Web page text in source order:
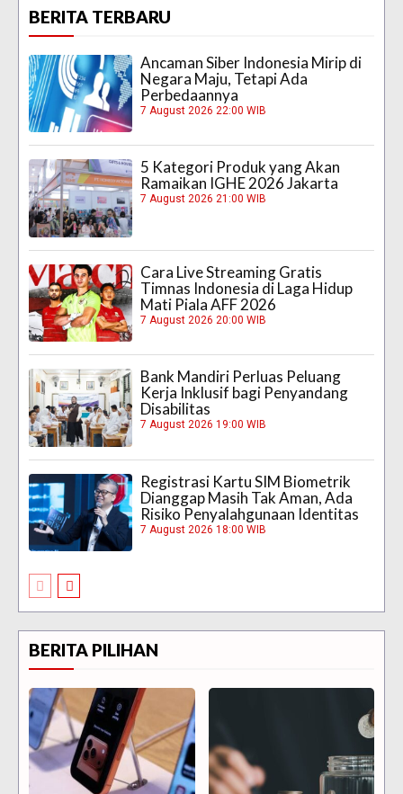
BERITA TERBARU
Ancaman Siber Indonesia Mirip di
Negara Maju, Tetapi Ada
Perbedaannya
7 August 2026 22:00 WIB
5 Kategori Produk yang Akan
Ramaikan IGHE 2026 Jakarta
7 August 2026 21:00 WIB
Cara Live Streaming Gratis
Timnas Indonesia di Laga Hidup
Mati Piala AFF 2026
7 August 2026 20:00 WIB
Bank Mandiri Perluas Peluang
Kerja Inklusif bagi Penyandang
Disabilitas
7 August 2026 19:00 WIB
Registrasi Kartu SIM Biometrik
Dianggap Masih Tak Aman, Ada
Risiko Penyalahgunaan Identitas
7 August 2026 18:00 WIB
BERITA PILIHAN